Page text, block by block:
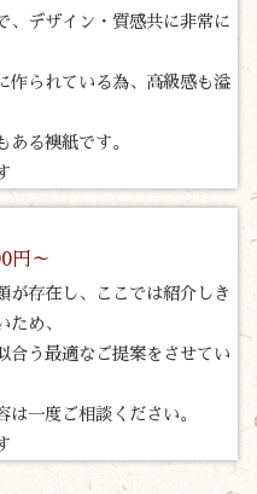
、デザイン・質感共に非常に
作られている為、高級感も溢
ある襖紙です。
円～
が存在し、ここでは紹介しき
ため、
合う最適なご提案をさせてい
は一度ご相談ください。